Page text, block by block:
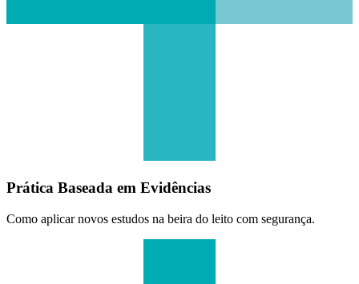
Prática Baseada em Evidências
Como aplicar novos estudos na beira do leito com segurança.